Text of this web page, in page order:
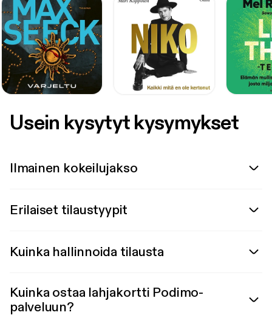
Usein kysytyt kysymykset
Ilmainen kokeilujakso
Erilaiset tilaustyypit
Kuinka hallinnoida tilausta
Kuinka ostaa lahjakortti Podimo-
palveluun?